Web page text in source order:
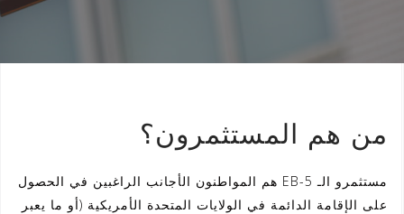
من هم المستثمرون؟
مستثمرو الـ EB-5 هم المواطنون الأجانب الراغبين في الحصول
على الإقامة الدائمة في الولايات المتحدة الأمريكية (أو ما يعبر